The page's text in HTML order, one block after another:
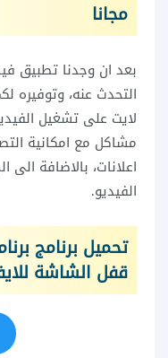
مجانا
بعد ان وجدنا تطبيق
التحدث عنه، وتوفيره
لايت على تشغيل
مشاكل مع امكانية
اعلانات، بالاضافة الى
الفيديو.
تحميل برنامج
قفل الشاشة